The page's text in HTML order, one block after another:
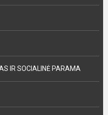
IR SOCIALINĖ PARAMA